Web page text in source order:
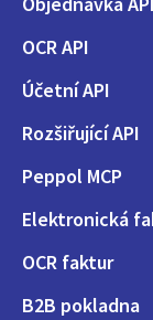
OCR API
Účetní API
Rozšiřující API
Peppol MCP
Elektronická
OCR faktur
B2B pokladna